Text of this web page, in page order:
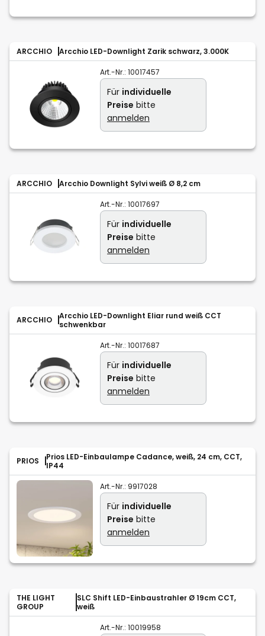
ARCCHIO Arcchio LED-Downlight Zarik schwarz, 3.000K
Art.-Nr.: 10017457
Für individuelle
Preise bitte
anmelden
ARCCHIO Arcchio Downlight Sylvi weiß Ø 8,2 cm
Art.-Nr.: 10017697
Für individuelle
Preise bitte
anmelden
ARCCHIO
Arcchio LED-Downlight Eliar rund weiß CCT
schwenkbar
Art.-Nr.: 10017687
Für individuelle
Preise bitte
anmelden
PRIOS
Prios LED-Einbaulampe Cadance, weiß, 24 cm, CCT,
IP44
Art.-Nr.: 9917028
Für individuelle
Preise bitte
anmelden
THE LIGHT
GROUP
SLC Shift LED-Einbaustrahler Ø 19cm CCT,
weiß
Art.-Nr.: 10019958